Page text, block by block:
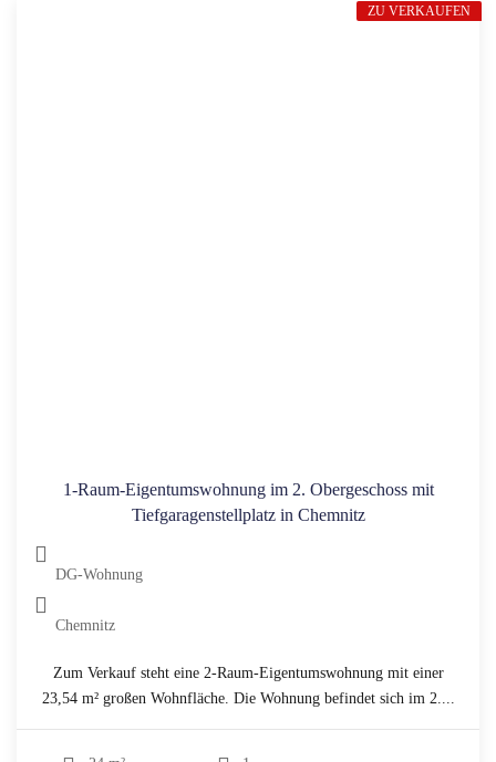
1-Raum-Eigentumswohnung im 2. Obergeschoss mit
Tiefgaragenstellplatz in Chemnitz
DG-Wohnung
Chemnitz
Zum Verkauf steht eine 2-Raum-Eigentumswohnung mit einer
23,54 m² großen Wohnfläche. Die Wohnung befindet sich im 2....
ZU VERKAUFEN